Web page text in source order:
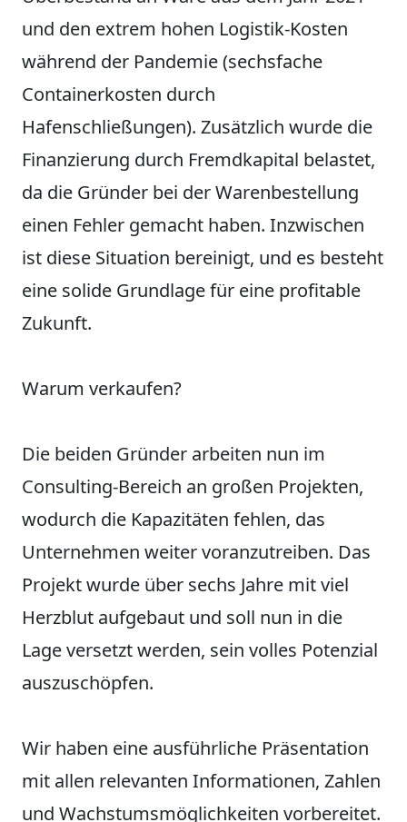
und den extrem hohen Logistik-Kosten
während der Pandemie (sechsfache
Containerkosten durch
Hafenschließungen). Zusätzlich wurde die
Finanzierung durch Fremdkapital belastet,
da die Gründer bei der Warenbestellung
einen Fehler gemacht haben. Inzwischen
ist diese Situation bereinigt, und es besteht
eine solide Grundlage für eine profitable
Zukunft.
Warum verkaufen?
Die beiden Gründer arbeiten nun im
Consulting-Bereich an großen Projekten,
wodurch die Kapazitäten fehlen, das
Unternehmen weiter voranzutreiben. Das
Projekt wurde über sechs Jahre mit viel
Herzblut aufgebaut und soll nun in die
Lage versetzt werden, sein volles Potenzial
auszuschöpfen.
Wir haben eine ausführliche Präsentation
mit allen relevanten Informationen, Zahlen
und Wachstumsmöglichkeiten vorbereitet.